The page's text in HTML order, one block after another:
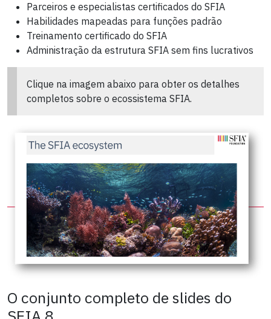
Parceiros e especialistas certificados do SFIA
Habilidades mapeadas para funções padrão
Treinamento certificado do SFIA
Administração da estrutura SFIA sem fins lucrativos
Clique na imagem abaixo para obter os detalhes
completos sobre o ecossistema SFIA.
O conjunto completo de slides do